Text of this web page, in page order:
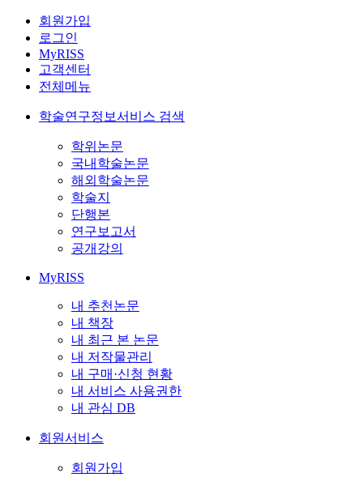
회원가입
로그인
MyRISS
고객센터
전체메뉴
학술연구정보서비스 검색
학위논문
국내학술논문
해외학술논문
학술지
단행본
연구보고서
공개강의
MyRISS
내 추천논문
내 책장
내 최근 본 논문
내 저작물관리
내 구매·신청 현황
내 서비스 사용권한
내 관심 DB
회원서비스
회원가입